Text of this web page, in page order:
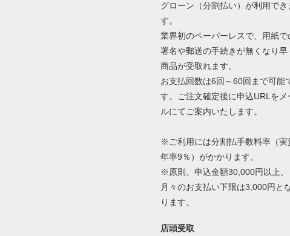
グローン（分割払い）が利用でき
す。
業界初のペーパーレスで、用紙で
署名や郵送の手続きが無くなり早
商品が受取れます。
お支払回数は6回～60回まで可能
す。ご注文確定後に申込URLをメ
ルにてご案内いたします。
※ご利用には分割払手数料率（実
年率9％）がかかります。
※原則、申込金額30,000円以上、
月々のお支払い下限は3,000円と
ります。
店頭受取